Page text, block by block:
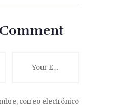
correo electrónico